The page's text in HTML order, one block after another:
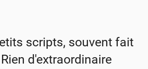
scripts, souvent fait
d'extraordinaire